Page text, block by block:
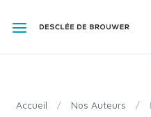
Accueil / Nos Auteurs /